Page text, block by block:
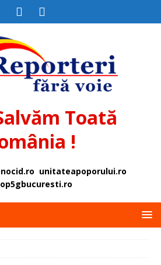
Toată
!
unitateapoporului.ro